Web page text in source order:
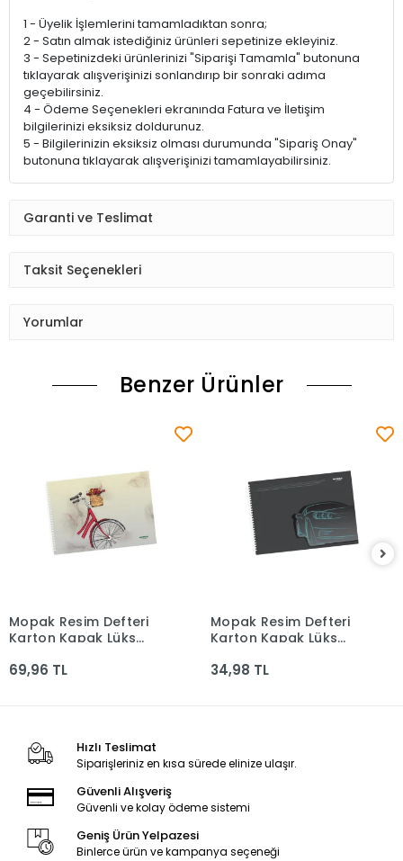
1 - Üyelik İşlemlerini tamamladıktan sonra;
2 - Satın almak istediğiniz ürünleri sepetinize ekleyiniz.
3 - Sepetinizdeki ürünlerinizi "Siparişi Tamamla" butonuna
tıklayarak alışverişinizi sonlandırıp bir sonraki adıma
geçebilirsiniz.
4 - Ödeme Seçenekleri ekranında Fatura ve İletişim
bilgilerinizi eksiksiz doldurunuz.
5 - Bilgilerinizin eksiksiz olması durumunda "Sipariş Onay"
butonuna tıklayarak alışverişinizi tamamlayabilirsiniz.
Garanti ve Teslimat
Taksit Seçenekleri
Yorumlar
Benzer Ürünler
Sepete Ekle
Mopak Resim Defteri
Karton Kapak Lüks
69,96 TL
Sepete Ekle
Mopak Resim Defteri
Karton Kapak Lüks
34,98 TL
Hızlı Teslimat
Siparişleriniz en kısa sürede elinize ulaşır.
Güvenli Alışveriş
Güvenli ve kolay ödeme sistemi
Geniş Ürün Yelpazesi
Binlerce ürün ve kampanya seçeneği